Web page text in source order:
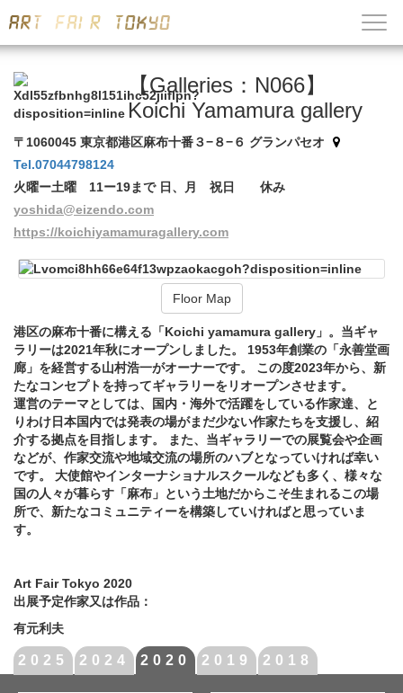
【Galleries：N066】
Koichi Yamamura gallery
〒1060045 東京都港区麻布十番３−８−６ グランパセオ
Tel.07044798124
火曜ー土曜 11ー19まで 日、月 祝日 休み
yoshida@eizendo.com
https://koichiyamamuragallery.com
Floor Map
港区の麻布十番に構える「Koichi yamamura gallery」。当ギャ
ラリーは2021年秋にオープンしました。 1953年創業の「永善堂画
廊」を経営する山村浩一がオーナーです。 この度2023年から、新
たなコンセプトを持ってギャラリーをリオープンさせます。
運営のテーマとしては、国内・海外で活躍をしている作家達、と
りわけ日本国内では発表の場がまだ少ない作家たちを支援し、紹
介する拠点を目指します。 また、当ギャラリーでの展覧会や企画
などが、作家交流や地域交流の場所のハブとなっていければ幸い
です。 大使館やインターナショナルスクールなども多く、様々な
国の人々が暮らす「麻布」という土地だからこそ生まれるこの場
所で、新たなコミュニティーを構築していければと思っていま
す。
Art Fair Tokyo 2020
出展予定作家又は作品：
有元利夫
2025 2024 2020 2019 2018